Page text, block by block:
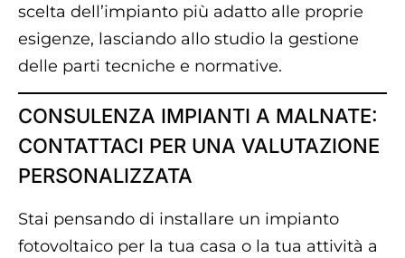
scelta dell’impianto più adatto alle proprie
esigenze, lasciando allo studio la gestione
delle parti tecniche e normative.
CONSULENZA IMPIANTI A MALNATE:
CONTATTACI PER UNA VALUTAZIONE
PERSONALIZZATA
Stai pensando di installare un impianto
fotovoltaico per la tua casa o la tua attività a